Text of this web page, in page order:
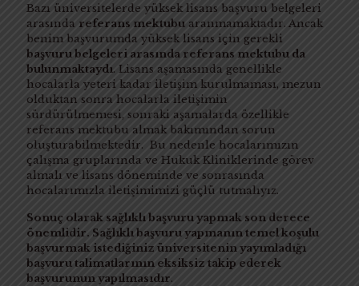
Bazı üniversitelerde yüksek lisans başvuru belgeleri
arasında referans mektubu aranmamaktadır. Ancak
benim başvurumda yüksek lisans için gerekli
başvuru belgeleri arasında referans mektubu da
bulunmaktaydı. Lisans aşamasında genellikle
hocalarla yeteri kadar iletişim kurulmaması, mezun
olduktan sonra hocalarla iletişimin
sürdürülmemesi, sonraki aşamalarda özellikle
referans mektubu almak bakımından sorun
oluşturabilmektedir. Bu nedenle hocalarımızın
çalışma gruplarında ve Hukuk Kliniklerinde görev
almalı ve lisans döneminde ve sonrasında
hocalarımızla iletişimimizi güçlü tutmalıyız.
Sonuç olarak sağlıklı başvuru yapmak son derece
önemlidir. Sağlıklı başvuru yapmanın temel koşulu
başvurmak istediğiniz üniversitenin yayımladığı
başvuru talimatlarının eksiksiz takip ederek
başvurunun yapılmasıdır.